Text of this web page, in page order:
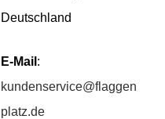
Deutschland
E-Mail :
kundenservice@flaggen
platz.de